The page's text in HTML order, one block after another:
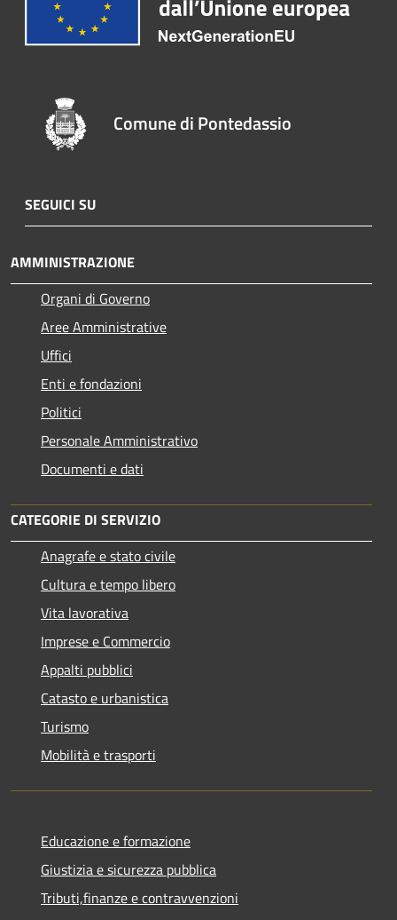
Comune di Pontedassio
SEGUICI SU
AMMINISTRAZIONE
Organi di Governo
Aree Amministrative
Uffici
Enti e fondazioni
Politici
Personale Amministrativo
Documenti e dati
CATEGORIE DI SERVIZIO
Anagrafe e stato civile
Cultura e tempo libero
Vita lavorativa
Imprese e Commercio
Appalti pubblici
Catasto e urbanistica
Turismo
Mobilità e trasporti
Educazione e formazione
Giustizia e sicurezza pubblica
Tributi,finanze e contravvenzioni